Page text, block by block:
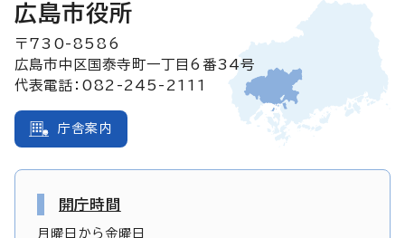
広島市役所
〒730-8586
広島市中区国泰寺町一丁目6番34号
代表電話：082-245-2111
庁舎案内
開庁時間
月曜日から金曜日